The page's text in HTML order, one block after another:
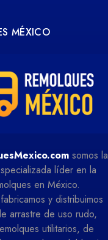
MÉXICO
somos la
líder en la
en México.
y distribuimos
arrastre de uso rudo,
utilitarios, de